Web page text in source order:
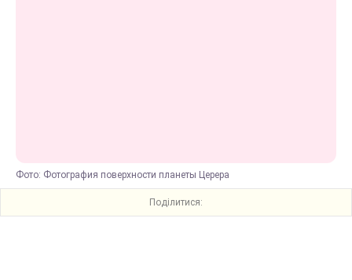
Фото: Фотография поверхности планеты Церера
Поділитися: